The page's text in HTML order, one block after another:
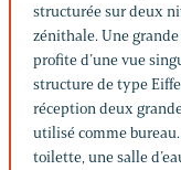
structurée sur deux
zénithale. Une
profite d’une vue
structure de type
réception deux
utilisé comme
toilette, une salle